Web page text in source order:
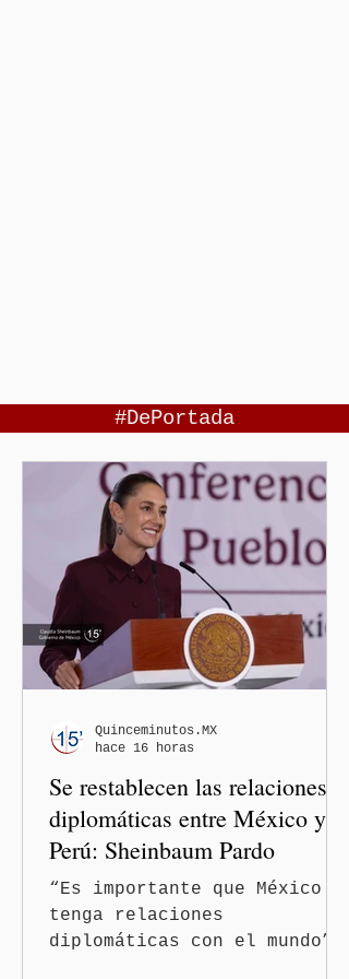
#DePortada
Se restablecen las relaciones
diplomáticas entre México y
Perú: Sheinbaum Pardo
“Es importante que México
tenga relaciones
diplomáticas con el mundo”,
Quinceminutos.MX
hace 16 horas